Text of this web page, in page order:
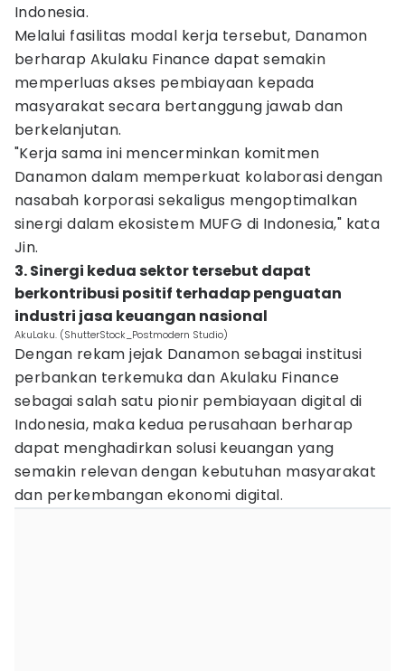
Indonesia.
Melalui fasilitas modal kerja tersebut, Danamon
berharap Akulaku Finance dapat semakin
memperluas akses pembiayaan kepada
masyarakat secara bertanggung jawab dan
berkelanjutan.
"Kerja sama ini mencerminkan komitmen
Danamon dalam memperkuat kolaborasi dengan
nasabah korporasi sekaligus mengoptimalkan
sinergi dalam ekosistem MUFG di Indonesia," kata
Jin.
3. Sinergi kedua sektor tersebut dapat
berkontribusi positif terhadap penguatan
industri jasa keuangan nasional
AkuLaku. (ShutterStock_Postmodern Studio)
Dengan rekam jejak Danamon sebagai institusi
perbankan terkemuka dan Akulaku Finance
sebagai salah satu pionir pembiayaan digital di
Indonesia, maka kedua perusahaan berharap
dapat menghadirkan solusi keuangan yang
semakin relevan dengan kebutuhan masyarakat
dan perkembangan ekonomi digital.